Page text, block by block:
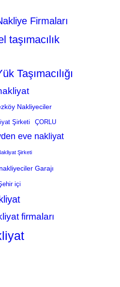
Firmaları
taşımacılık
Taşımacılığı
Nakliyeciler
Şirketi ÇORLU
eve nakliyat
Şirketi
Garajı
içi
firmaları